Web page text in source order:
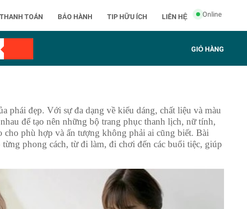
THANH TOÁN BẢO HÀNH TIP HỮU ÍCH LIÊN HỆ Online
GIỎ HÀNG
phái đẹp. Với sự đa dạng về kiểu dáng, chất liệu và màu
để tạo nên những bộ trang phục thanh lịch, nữ tính,
phù hợp và ấn tượng không phải ai cũng biết. Bài
phong cách, từ đi làm, đi chơi đến các buổi tiệc, giúp